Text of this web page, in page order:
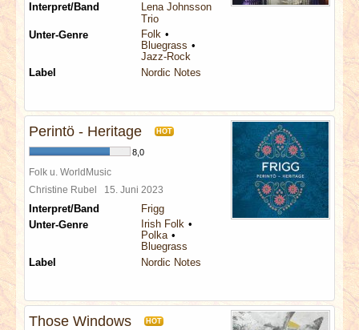
Interpret/Band
Lena Johnsson
Trio
Unter-Genre
Folk
Bluegrass
Jazz-Rock
Label
Nordic Notes
Perintö - Heritage HOT
8,0
Folk u. WorldMusic
Christine Rubel 15. Juni 2023
Interpret/Band
Frigg
Unter-Genre
Irish Folk
Polka
Bluegrass
Label
Nordic Notes
Those Windows HOT